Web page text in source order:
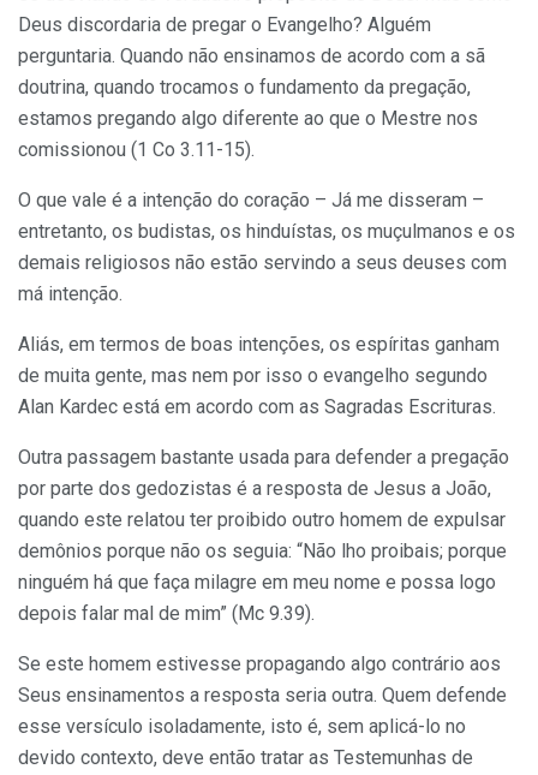
Deus discordaria de pregar o Evangelho? Alguém
perguntaria. Quando não ensinamos de acordo com a sã
doutrina, quando trocamos o fundamento da pregação,
estamos pregando algo diferente ao que o Mestre nos
comissionou (1 Co 3.11-15).
O que vale é a intenção do coração – Já me disseram –
entretanto, os budistas, os hinduístas, os muçulmanos e os
demais religiosos não estão servindo a seus deuses com
má intenção.
Aliás, em termos de boas intenções, os espíritas ganham
de muita gente, mas nem por isso o evangelho segundo
Alan Kardec está em acordo com as Sagradas Escrituras.
Outra passagem bastante usada para defender a pregação
por parte dos gedozistas é a resposta de Jesus a João,
quando este relatou ter proibido outro homem de expulsar
demônios porque não os seguia: “Não lho proibais; porque
ninguém há que faça milagre em meu nome e possa logo
depois falar mal de mim” (Mc 9.39).
Se este homem estivesse propagando algo contrário aos
Seus ensinamentos a resposta seria outra. Quem defende
esse versículo isoladamente, isto é, sem aplicá-lo no
devido contexto, deve então tratar as Testemunhas de